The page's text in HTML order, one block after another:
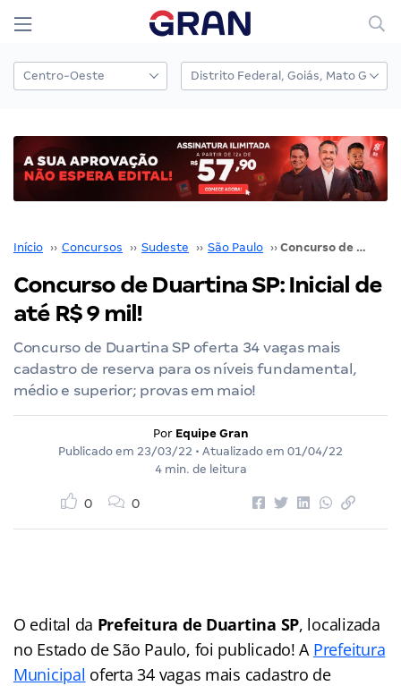
Início ›› Concursos ›› Sudeste ›› São Paulo ›› Concurso de Duartina SP: Inicial de até R$ 9 mil!
Concurso de Duartina SP: Inicial de
até R$ 9 mil!
Concurso de Duartina SP oferta 34 vagas mais
cadastro de reserva para os níveis fundamental,
médio e superior; provas em maio!
Por Equipe Gran
Publicado em 23/03/22 • Atualizado em 01/04/22
4 min. de leitura
0 0
O edital da Prefeitura de Duartina SP, localizada
no Estado de São Paulo, foi publicado! A Prefeitura
Municipal oferta 34 vagas mais cadastro de